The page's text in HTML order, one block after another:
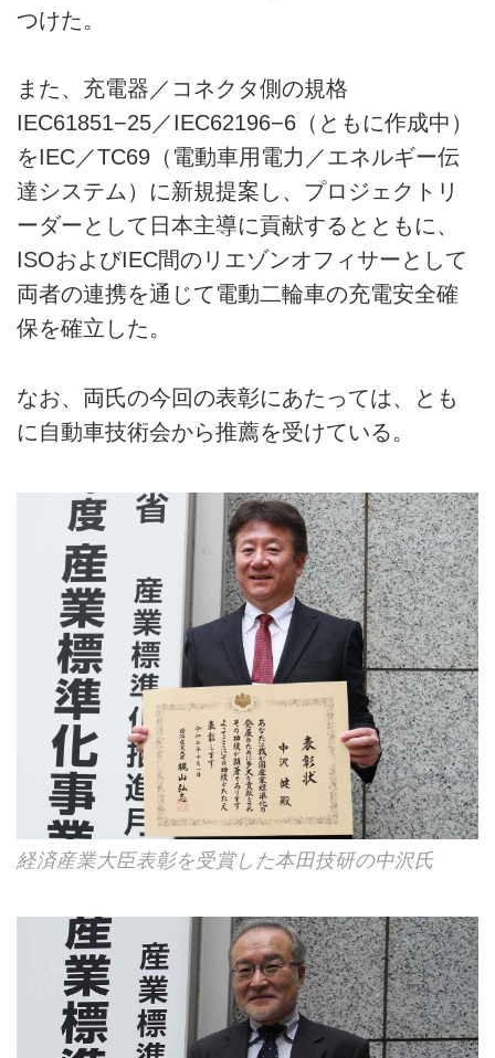
つけた。
また、充電器／コネクタ側の規格
IEC61851−25／IEC62196−6（ともに作成中）
をIEC／TC69（電動車用電力／エネルギー伝
達システム）に新規提案し、プロジェクトリ
ーダーとして日本主導に貢献するとともに、
ISOおよびIEC間のリエゾンオフィサーとして
両者の連携を通じて電動二輪車の充電安全確
保を確立した。
なお、両氏の今回の表彰にあたっては、とも
に自動車技術会から推薦を受けている。
経済産業大臣表彰を受賞した本田技研の中沢氏